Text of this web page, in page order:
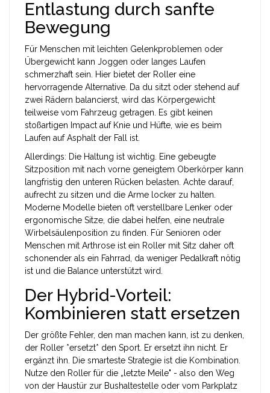
Entlastung durch sanfte
Bewegung
Für Menschen mit leichten Gelenkproblemen oder
Übergewicht kann Joggen oder langes Laufen
schmerzhaft sein. Hier bietet der Roller eine
hervorragende Alternative. Da du sitzt oder stehend auf
zwei Rädern balancierst, wird das Körpergewicht
teilweise vom Fahrzeug getragen. Es gibt keinen
stoßartigen Impact auf Knie und Hüfte, wie es beim
Laufen auf Asphalt der Fall ist.
Allerdings: Die Haltung ist wichtig. Eine gebeugte
Sitzposition mit nach vorne geneigtem Oberkörper kann
langfristig den unteren Rücken belasten. Achte darauf,
aufrecht zu sitzen und die Arme locker zu halten.
Moderne Modelle bieten oft verstellbare Lenker oder
ergonomische Sitze, die dabei helfen, eine neutrale
Wirbelsäulenposition zu finden. Für Senioren oder
Menschen mit Arthrose ist ein Roller mit Sitz daher oft
schonender als ein Fahrrad, da weniger Pedalkraft nötig
ist und die Balance unterstützt wird.
Der Hybrid-Vorteil:
Kombinieren statt ersetzen
Der größte Fehler, den man machen kann, ist zu denken,
der Roller *ersetzt* den Sport. Er ersetzt ihn nicht. Er
ergänzt ihn. Die smarteste Strategie ist die Kombination.
Nutze den Roller für die „letzte Meile" - also den Weg
von der Haustür zur Bushaltestelle oder vom Parkplatz